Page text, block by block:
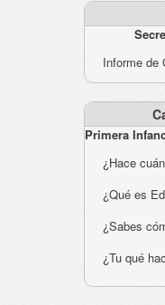
Informe de
Primera
¿Hace
¿Qué es
¿Sabes
¿Tu qué